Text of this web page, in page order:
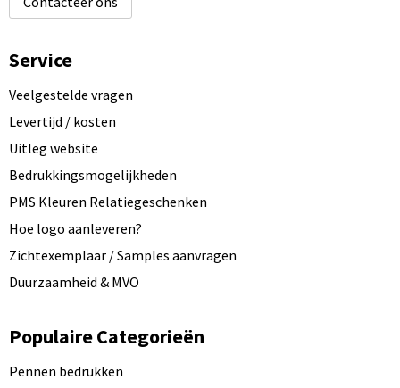
Service
Veelgestelde vragen
Levertijd / kosten
Uitleg website
Bedrukkingsmogelijkheden
PMS Kleuren Relatiegeschenken
Hoe logo aanleveren?
Zichtexemplaar / Samples aanvragen
Duurzaamheid & MVO
Populaire Categorieën
Pennen bedrukken